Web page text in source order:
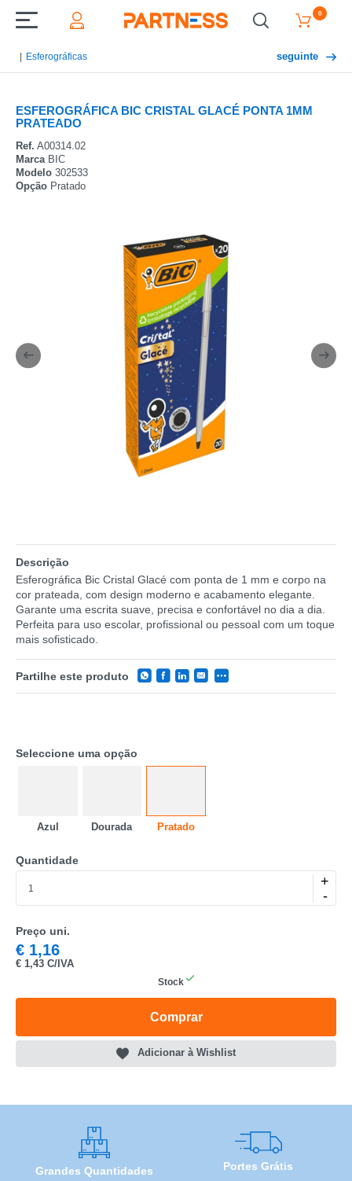
0
Esferográficas seguinte
ESFEROGRÁFICA BIC CRISTAL GLACÉ PONTA 1MM
PRATEADO
Ref. A00314.02
MarcaBIC
Modelo 302533
Opção Pratado
Descrição
Esferográfica Bic Cristal Glacé com ponta de 1 mm e corpo na
cor prateada, com design moderno e acabamento elegante.
Garante uma escrita suave, precisa e confortável no dia a dia.
Perfeita para uso escolar, profissional ou pessoal com um toque
mais sofisticado.
Partilhe este produto
Seleccione uma opção
Azul Dourada Pratado
Quantidade
+
-
Preço uni.
€ 1,16
€ 1,43 C/IVA
Stock
Comprar
Adicionar à Wishlist
Grandes Quantidades Portes Grátis